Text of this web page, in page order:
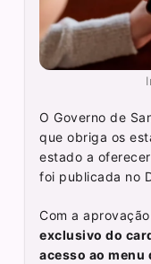
O Governo de
que obriga os
estado a
foi publicada no
Com a
exclusivo do
acesso ao menu